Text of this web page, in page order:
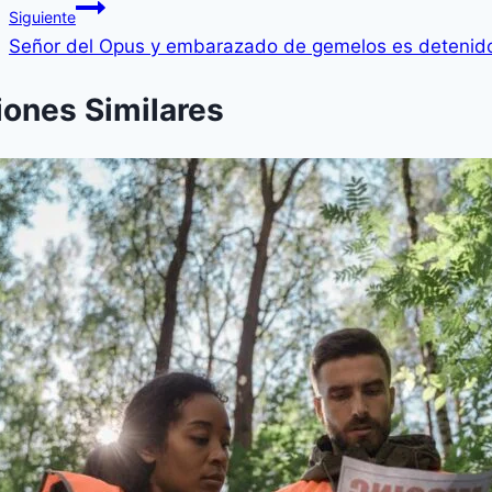
Siguiente
Señor del Opus y embarazado de gemelos es
Similares